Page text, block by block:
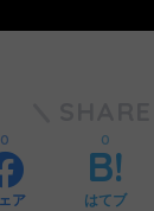
ア
0
はてブ
0